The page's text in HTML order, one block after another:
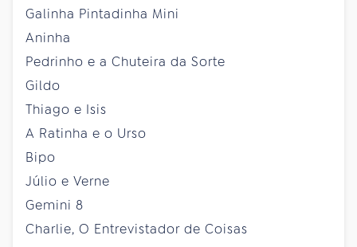
Galinha Pintadinha Mini
Aninha
Pedrinho e a Chuteira da Sorte
Gildo
Thiago e Isis
A Ratinha e o Urso
Bipo
Júlio e Verne
Gemini 8
Charlie, O Entrevistador de Coisas